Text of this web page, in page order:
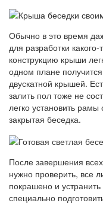
Обычно в это время
для разработки
конструкцию крыши
одном плане
двускатной крышей.
залить пол тоже не
легко установить
закрытая беседка.
После завершения
нужно проверить, все
покрашено и
специально